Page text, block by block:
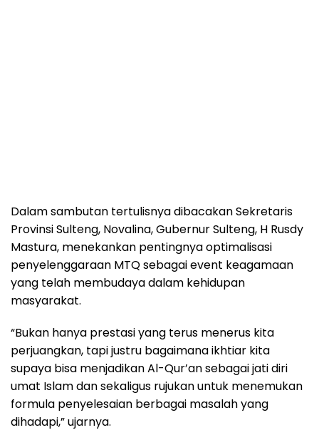
Dalam sambutan tertulisnya dibacakan Sekretaris
Provinsi Sulteng, Novalina, Gubernur Sulteng, H Rusdy
Mastura, menekankan pentingnya optimalisasi
penyelenggaraan MTQ sebagai event keagamaan
yang telah membudaya dalam kehidupan
masyarakat.
“Bukan hanya prestasi yang terus menerus kita
perjuangkan, tapi justru bagaimana ikhtiar kita
supaya bisa menjadikan Al-Qur’an sebagai jati diri
umat Islam dan sekaligus rujukan untuk menemukan
formula penyelesaian berbagai masalah yang
dihadapi,” ujarnya.